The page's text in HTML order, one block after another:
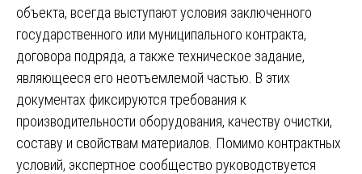
объекта, всегда выступают условия заключенного
государственного или муниципального контракта,
договора подряда, а также техническое задание,
являющееся его неотъемлемой частью. В этих
документах фиксируются требования к
производительности оборудования, качеству очистки,
составу и свойствам материалов. Помимо контрактных
условий, экспертное сообщество руководствуется